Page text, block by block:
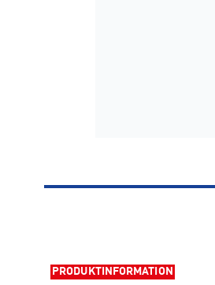
PRODUKTINFORMATION